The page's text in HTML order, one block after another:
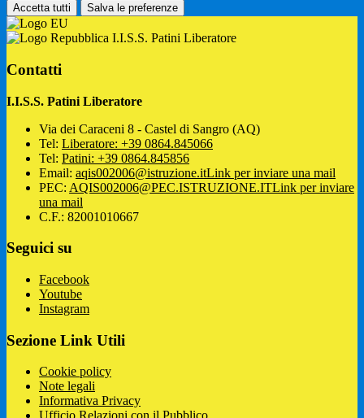
Accetta tutti Salva le preferenze
I.I.S.S. Patini Liberatore
Contatti
I.I.S.S. Patini Liberatore
Via dei Caraceni 8 - Castel di Sangro (AQ)
Tel: Liberatore: +39 0864.845066
Tel: Patini: +39 0864.845856
Email: aqis002006@istruzione.itLink per inviare una mail
PEC: AQIS002006@PEC.ISTRUZIONE.ITLink per inviare
una mail
C.F.: 82001010667
Seguici su
Facebook
Youtube
Instagram
Sezione Link Utili
Cookie policy
Note legali
Informativa Privacy